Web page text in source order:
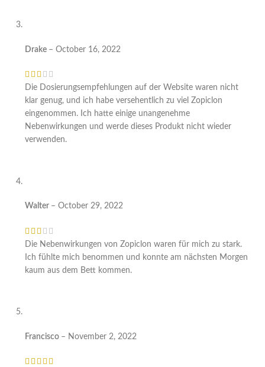
Drake – October 16, 2022
Die Dosierungsempfehlungen auf der Website waren nicht
klar genug, und ich habe versehentlich zu viel Zopiclon
eingenommen. Ich hatte einige unangenehme
Nebenwirkungen und werde dieses Produkt nicht wieder
verwenden.
Walter – October 29, 2022
Die Nebenwirkungen von Zopiclon waren für mich zu stark.
Ich fühlte mich benommen und konnte am nächsten Morgen
kaum aus dem Bett kommen.
Francisco – November 2, 2022